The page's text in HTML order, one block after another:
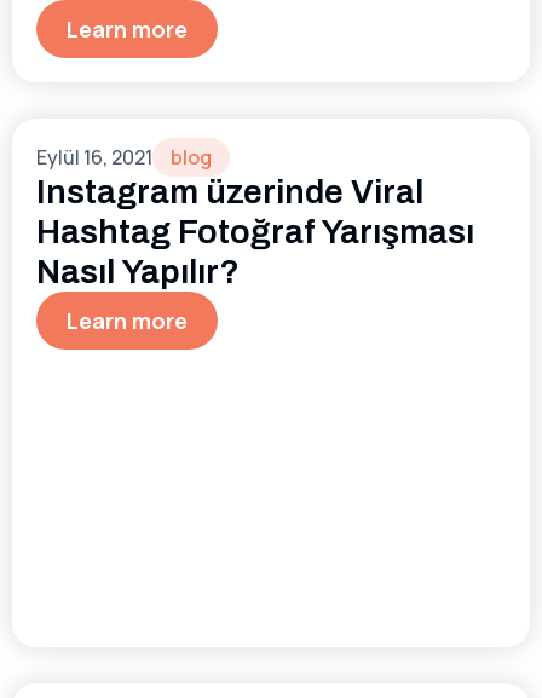
Learn more
Eylül 16, 2021 blog
Instagram üzerinde Viral
Hashtag Fotoğraf Yarışması
Nasıl Yapılır?
Learn more